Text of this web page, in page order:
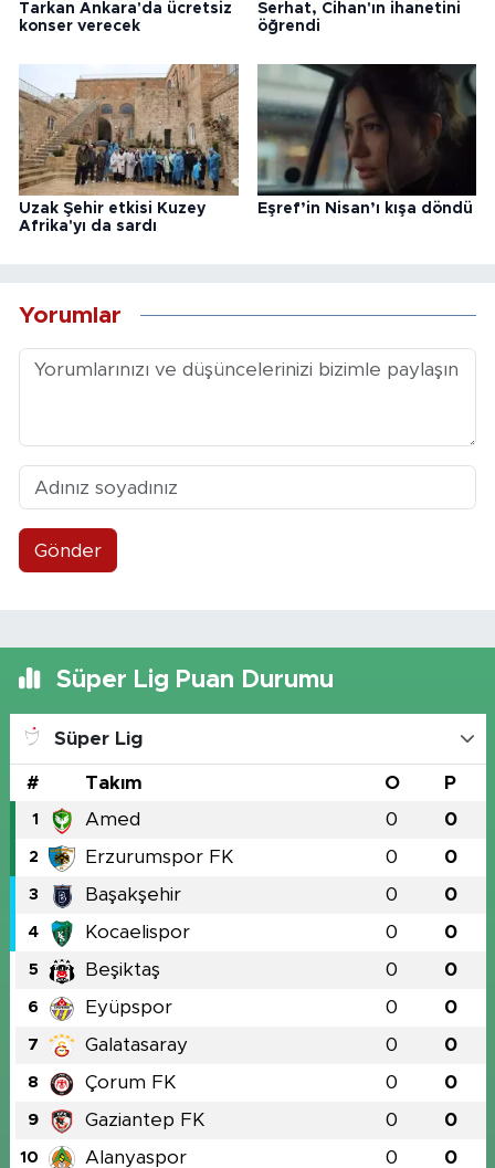
Tarkan Ankara'da ücretsiz
konser verecek
Serhat, Cihan'ın ihanetini
öğrendi
Uzak Şehir etkisi Kuzey
Afrika'yı da sardı
Eşref’in Nisan’ı kışa döndü
Yorumlar
Gönder
Süper Lig Puan Durumu
Süper Lig
# Takım O P
1 Amed 0 0
2 Erzurumspor FK 0 0
3 Başakşehir 0 0
4 Kocaelispor 0 0
5 Beşiktaş 0 0
6 Eyüpspor 0 0
7 Galatasaray 0 0
8 Çorum FK 0 0
9 Gaziantep FK 0 0
10 Alanyaspor 0 0